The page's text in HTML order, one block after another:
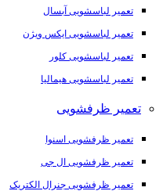
تعمیر لباسشویی آبسال
تعمیر لباسشویی ایکس ویژن
تعمیر لباسشویی کلور
تعمیر لباسشویی هیمالیا
تعمیر ظرفشویی
تعمیر ظرفشویی اسنوا
تعمیر ظرفشویی ال جی
تعمیر ظرفشویی جنرال الکتریک